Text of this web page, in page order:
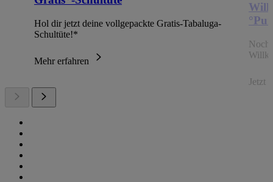
Hol dir jetzt deine vollgepackte Gratis-Tabaluga-
Schultüte!*
Mehr erfahren
Noch
Jetzt